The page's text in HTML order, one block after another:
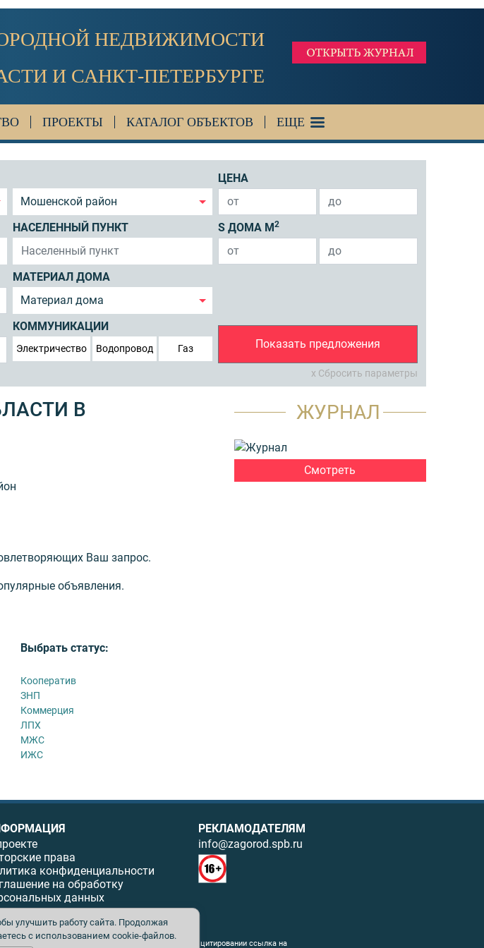
НЕДВИЖИМОСТИ
И САНКТ-ПЕТЕРБУРГЕ
ПРОЕКТЫ КАТАЛОГ ОБЪЕКТОВ ЕЩЕ
Мошенской район
ЦЕНА
НАСЕЛЕННЫЙ ПУНКТ S ДОМА М 2
МАТЕРИАЛ ДОМА
Материал дома
КОММУНИКАЦИИ
Электричество Водопровод Газ Показать предложения
x Сбросить параметры
В
Ваш запрос.
объявления.
Выбрать статус:
Кооператив
ЗНП
Коммерция
ЛПХ
МЖС
ИЖС
ЖУРНАЛ
Смотреть
права
конфиденциальности
на обработку
данных
РЕКЛАМОДАТЕЛЯМ
info@zagorod.spb.ru
возможна только с письменного разрешения. При цитировании ссылка на
улучшить работу сайта. Продолжая
с использованием cookie-файлов.